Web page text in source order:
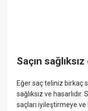
Saçın
Eğer saç teliniz birkaç
sağlıksız ve
saçları iyileştirmeye